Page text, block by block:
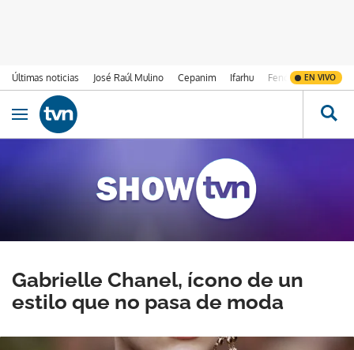
Últimas noticias José Raúl Mulino Cepanim Ifarhu Fenómeno de El
EN VIVO
Ir al contenido
Obrir navegació
Gabrielle Chanel, ícono de un
estilo que no pasa de moda